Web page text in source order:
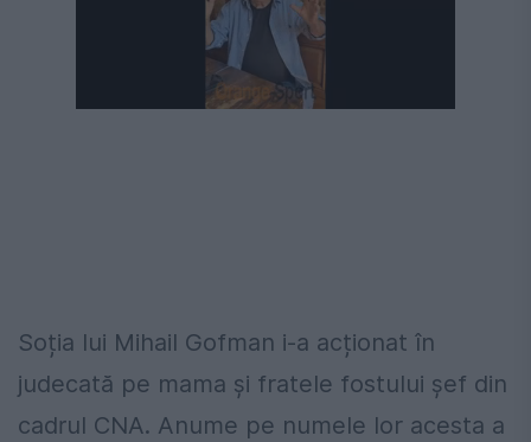
Soția lui Mihail Gofman i-a acționat în
judecată pe mama și fratele fostului șef din
cadrul CNA. Anume pe numele lor acesta a